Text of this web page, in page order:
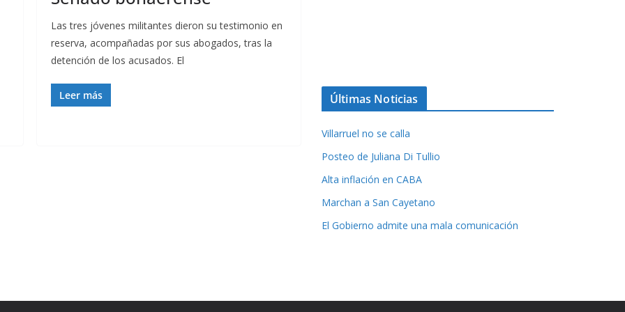
Las tres jóvenes militantes dieron su testimonio en
reserva, acompañadas por sus abogados, tras la
detención de los acusados. El
Leer más Últimas Noticias
Villarruel no se calla
Posteo de Juliana Di Tullio
Alta inflación en CABA
Marchan a San Cayetano
El Gobierno admite una mala comunicación